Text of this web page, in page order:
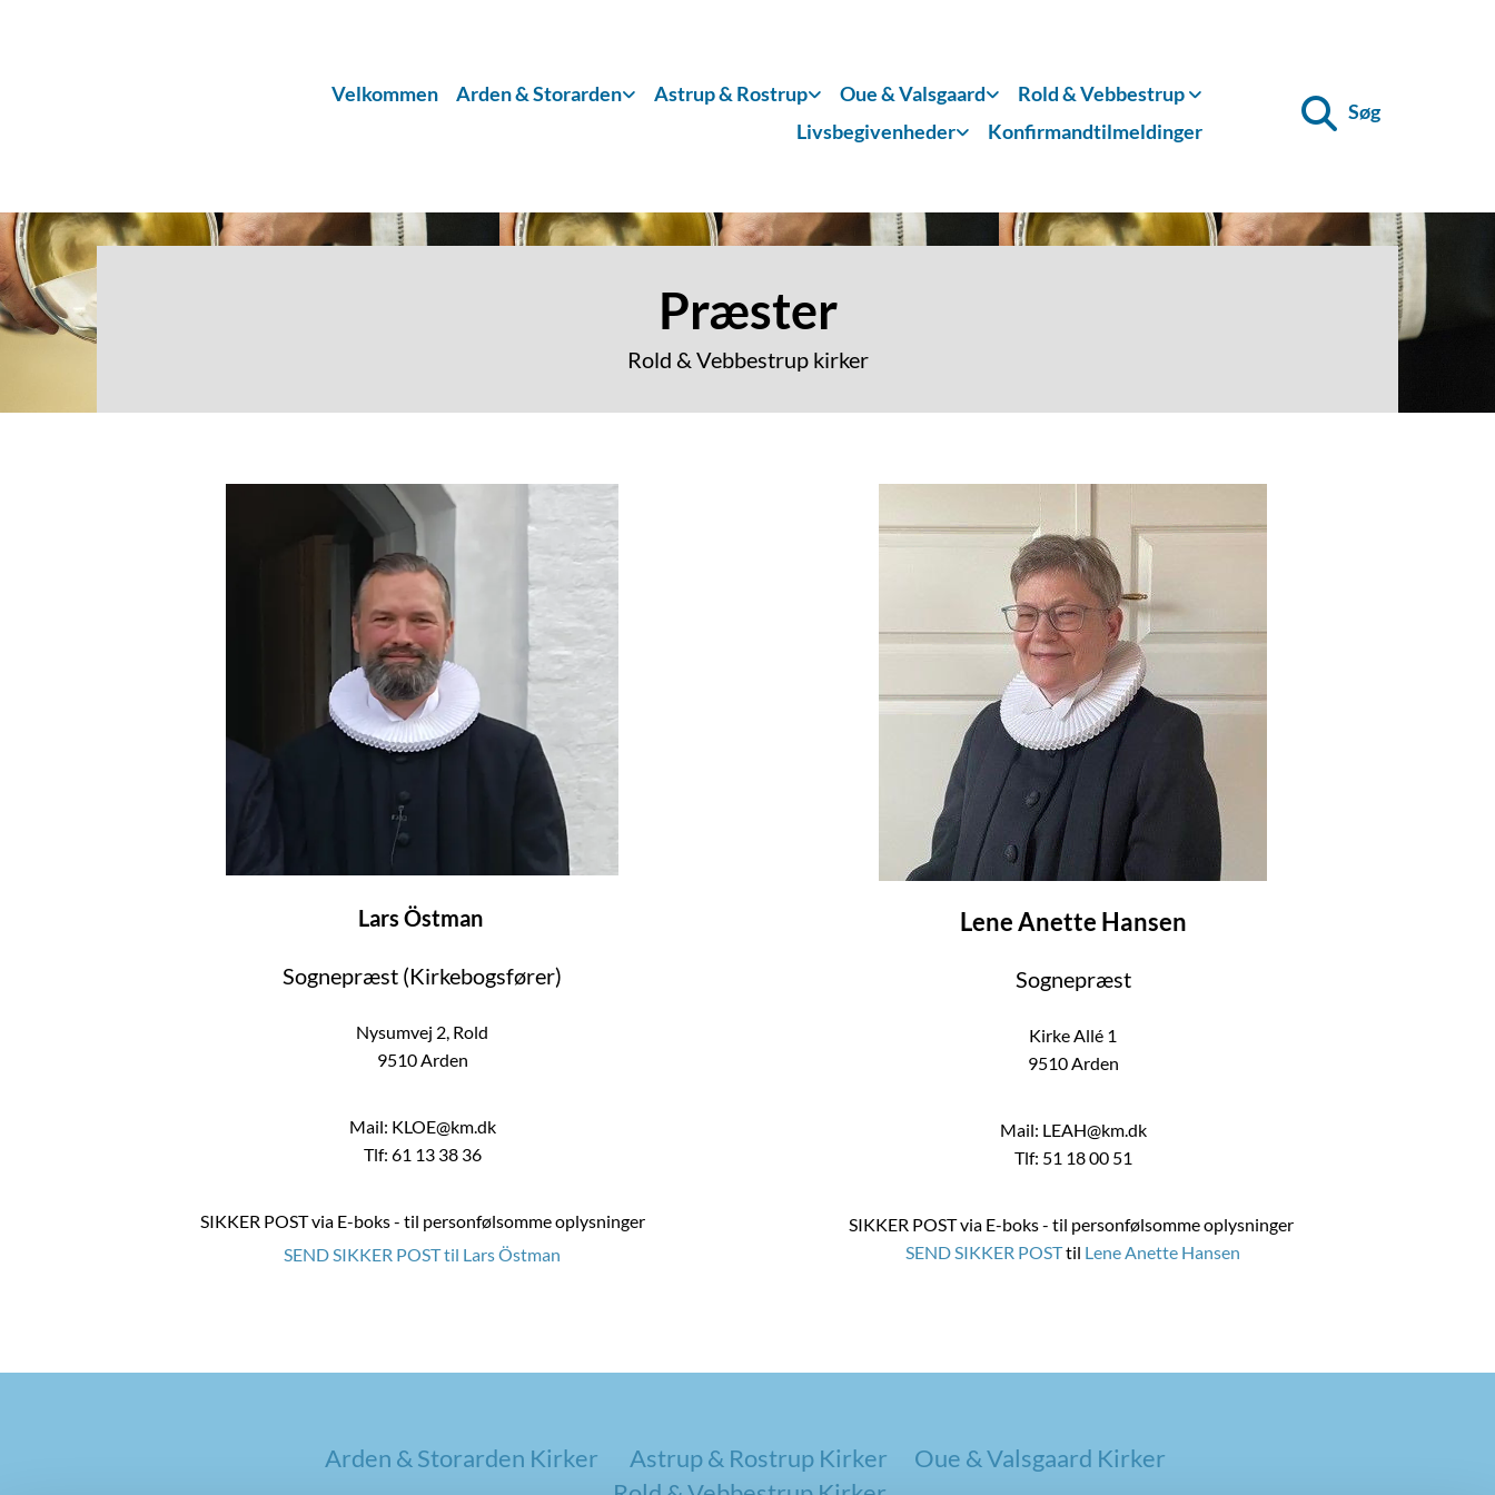
Velkommen Arden & Storarden Astrup & Rostrup Oue & Valsgaard
Rold & Vebbestrup
Livsbegivenheder
Konfirmandtilmeldinger
Søg
Præster
Rold & Vebbestrup kirker
Lars Östman
Sognepræst (Kirkebogsfører)
Nysumvej 2, Rold
9510 Arden
Mail: KLOE@km.dk
Tlf: 61 13 38 36
SIKKER POST via E-boks - til personfølsomme oplysninger
SEND SIKKER POST til Lars Östman
Lene Anette Hansen
Sognepræst
Kirke Allé 1
9510 Arden
Mail: LEAH@km.dk
Tlf: 51 18 00 51
SIKKER POST via E-boks - til personfølsomme oplysninger
SEND SIKKER POSTtil Lene Anette Hansen
Arden & Storarden Kirker Astrup & Rostrup Kirker
Oue & Valsgaard Kirker